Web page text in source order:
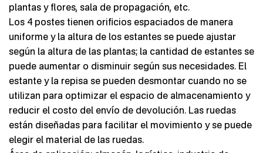
plantas y flores, sala de propagación, etc.
Los 4 postes tienen orificios espaciados de manera
uniforme y la altura de los estantes se puede ajustar
según la altura de las plantas; la cantidad de estantes se
puede aumentar o disminuir según sus necesidades. El
estante y la repisa se pueden desmontar cuando no se
utilizan para optimizar el espacio de almacenamiento y
reducir el costo del envío de devolución. Las ruedas
están diseñadas para facilitar el movimiento y se puede
elegir el material de las ruedas.